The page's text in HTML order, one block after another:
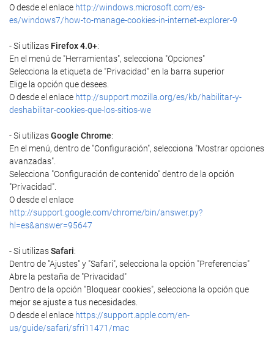
O desde el enlace http://windows.microsoft.com/es-
es/windows7/how-to-manage-cookies-in-internet-explorer-9
- Si utilizas Firefox 4.0+:
En el menú de "Herramientas", selecciona "Opciones"
Selecciona la etiqueta de "Privacidad" en la barra superior
Elige la opción que desees.
O desde el enlace http://support.mozilla.org/es/kb/habilitar-y-
deshabilitar-cookies-que-los-sitios-we
- Si utilizasGoogle Chrome:
En el menú, dentro de "Configuración", selecciona "Mostrar opciones
avanzadas".
Selecciona "Configuración de contenido" dentro de la opción
"Privacidad".
O desde el enlace
http://support.google.com/chrome/bin/answer.py?
hl=es&answer=95647
- Si utilizasSafari:
Dentro de "Ajustes" y "Safari", selecciona la opción "Preferencias"
Abre la pestaña de "Privacidad"
Dentro de la opción "Bloquear cookies", selecciona la opción que
mejor se ajuste a tus necesidades.
O desde el enlace https://support.apple.com/en-
us/guide/safari/sfri11471/mac